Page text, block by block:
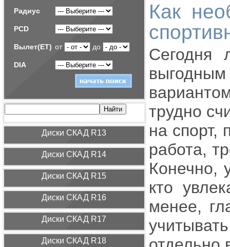
Радиус
PCD
Вылет(ET) от до
DIA
Диcки СКАД R13
Диcки СКАД R14
Диcки СКАД R15
Диcки СКАД R16
Диcки СКАД R17
Диcки СКАД R18
Как
Сегодня
трудно
на спорт,
работа,
Конечно,
кто
менее,